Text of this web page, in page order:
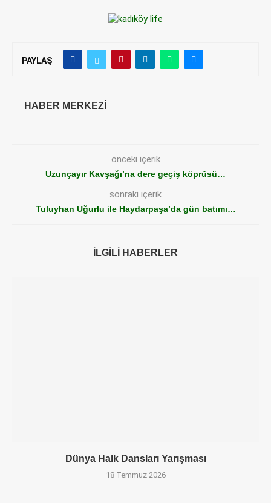
PAYLAŞ
HABER MERKEZI
önceki içerik
Uzunçayır Kavşağı’na dere geçiş köprüsü…
sonraki içerik
Tuluyhan Uğurlu ile Haydarpaşa’da gün batımı…
İLGILI HABERLER
Dünya Halk Dansları Yarışması
18 Temmuz 2026